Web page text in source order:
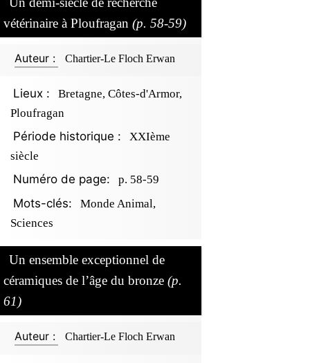
vétérinaire à Ploufragan (p. 58-59)
Auteur : Chartier-Le Floch Erwan
Lieux :
Bretagne, Côtes-d'Armor,
Ploufragan
Période historique :
XXIème
siècle
Numéro de page: p. 58-59
Mots-clés:
Monde Animal,
Sciences
Un ensemble exceptionnel de
céramiques de l’âge du bronze (p.
61)
Auteur : Chartier-Le Floch Erwan